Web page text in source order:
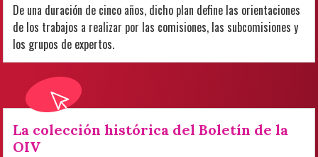
De una duración de cinco años, dicho plan define las orientaciones
de los trabajos a realizar por las comisiones, las subcomisiones y
los grupos de expertos.
La colección histórica del Boletín de la
OIV